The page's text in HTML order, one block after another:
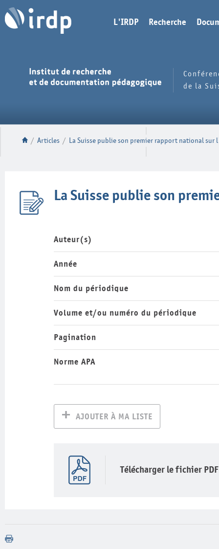
L'IRDP Recherche
de la
/ Articles / La Suisse publie son premier rapport national sur
La Suisse publie son
Auteur(s)
Année
Nom du périodique
Volume et/ou numéro du périodique
Pagination
Norme APA
AJOUTER À MA LISTE
Télécharger le fichier PDF